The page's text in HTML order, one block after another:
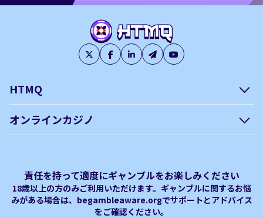
HTMQ
オンラインカジノ
オンラインカジノ フリースピ
ン おすすめ
Plinko｜プリンコとは？
オンラインカジノ最新サイト
オンラインカジノボーナス
責任を持って適度にギャンブルをお楽しみください
18歳以上の方のみご利用いただけます。ギャンブルに関するお悩
みがある場合は、begambleaware.orgでサポートとアドバイス
をご確認ください。